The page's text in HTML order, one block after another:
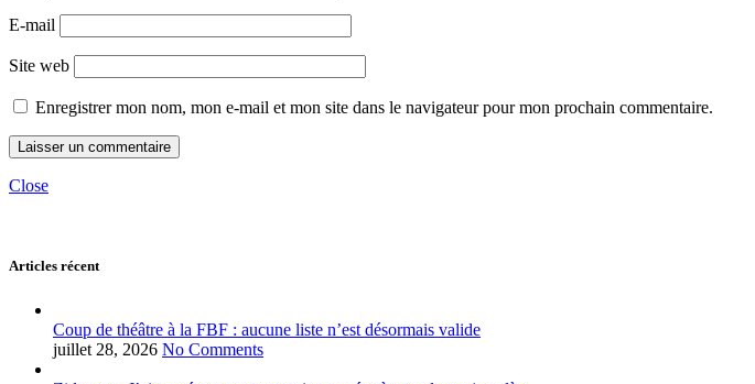
E-mail
Site web
Enregistrer mon nom, mon e-mail et mon site dans le navigateur pour mon prochain commentaire.
Close
Articles récent
Coup de théâtre à la FBF : aucune liste n’est désormais valide
juillet 28, 2026 No Comments